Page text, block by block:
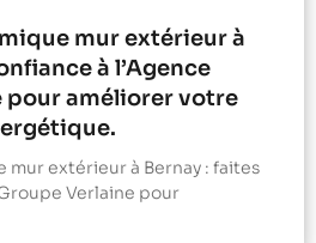
mur extérieur à
à l’Agence
pour améliorer votre
mur extérieur à Bernay : faites
Verlaine pour